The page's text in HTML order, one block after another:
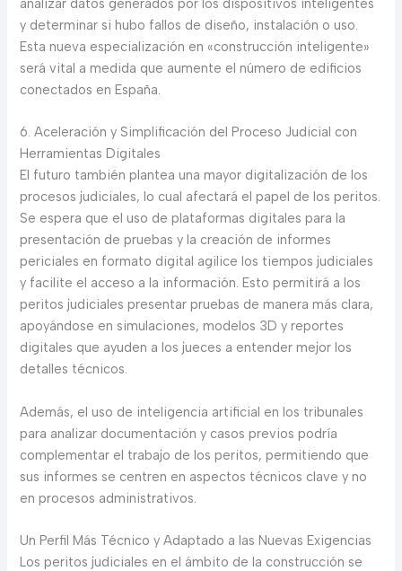
analizar datos generados por los dispositivos inteligentes
y determinar si hubo fallos de diseño, instalación o uso.
Esta nueva especialización en «construcción inteligente»
será vital a medida que aumente el número de edificios
conectados en España.
6. Aceleración y Simplificación del Proceso Judicial con
Herramientas Digitales
El futuro también plantea una mayor digitalización de los
procesos judiciales, lo cual afectará el papel de los peritos.
Se espera que el uso de plataformas digitales para la
presentación de pruebas y la creación de informes
periciales en formato digital agilice los tiempos judiciales
y facilite el acceso a la información. Esto permitirá a los
peritos judiciales presentar pruebas de manera más clara,
apoyándose en simulaciones, modelos 3D y reportes
digitales que ayuden a los jueces a entender mejor los
detalles técnicos.
Además, el uso de inteligencia artificial en los tribunales
para analizar documentación y casos previos podría
complementar el trabajo de los peritos, permitiendo que
sus informes se centren en aspectos técnicos clave y no
en procesos administrativos.
Un Perfil Más Técnico y Adaptado a las Nuevas Exigencias
Los peritos judiciales en el ámbito de la construcción se